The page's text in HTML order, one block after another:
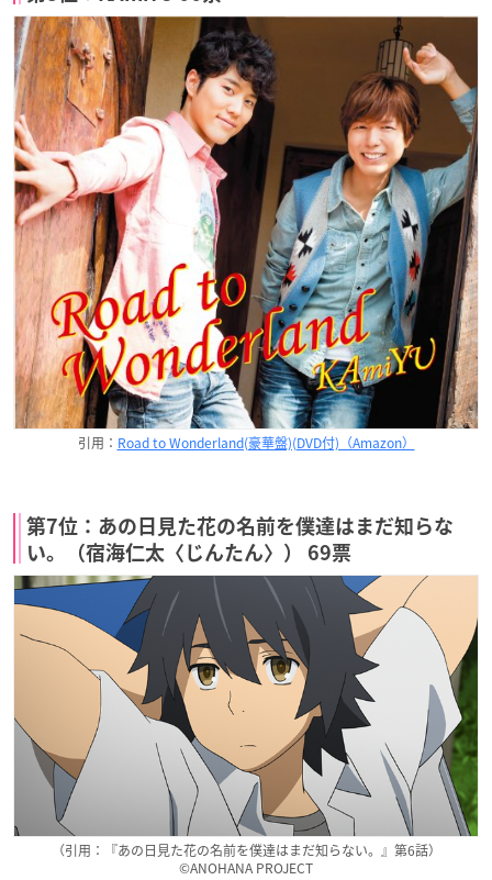
引用： Road to Wonderland(豪華盤)(DVD付)（Amazon）
第7位：あの日見た花の名前を僕達はまだ知らな
い。（宿海仁太〈じんたん〉） 69票
（引用：『あの日見た花の名前を僕達はまだ知らない。』第6話）
©ANOHANA PROJECT